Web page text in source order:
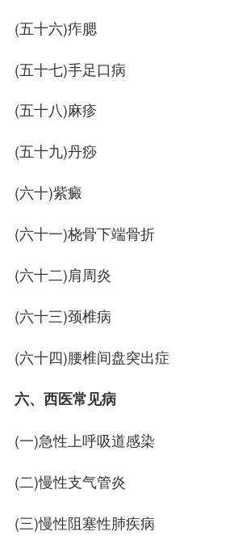
(五十六)痄腮
(五十七)手足口病
(五十八)麻疹
(五十九)丹痧
(六十)紫癜
(六十一)桡骨下端骨折
(六十二)肩周炎
(六十三)颈椎病
(六十四)腰椎间盘突出症
六、西医常见病
(一)急性上呼吸道感染
(二)慢性支气管炎
(三)慢性阻塞性肺疾病